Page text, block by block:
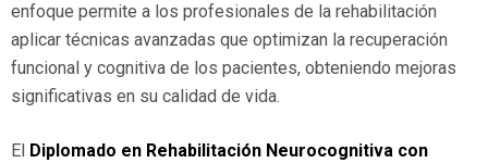
enfoque permite a los profesionales de la rehabilitación
aplicar técnicas avanzadas que optimizan la recuperación
funcional y cognitiva de los pacientes, obteniendo mejoras
significativas en su calidad de vida.
El Diplomado en Rehabilitación Neurocognitiva con